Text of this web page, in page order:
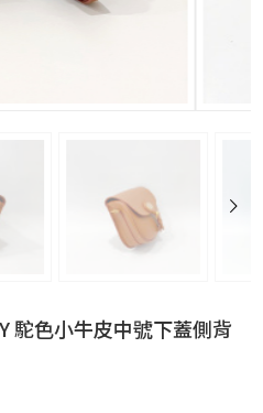
駝色小牛皮中號下蓋側背